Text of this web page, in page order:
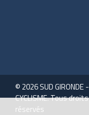
© 2026 SUD GIRONDE -
CYCLISME. Tous droits
réservés